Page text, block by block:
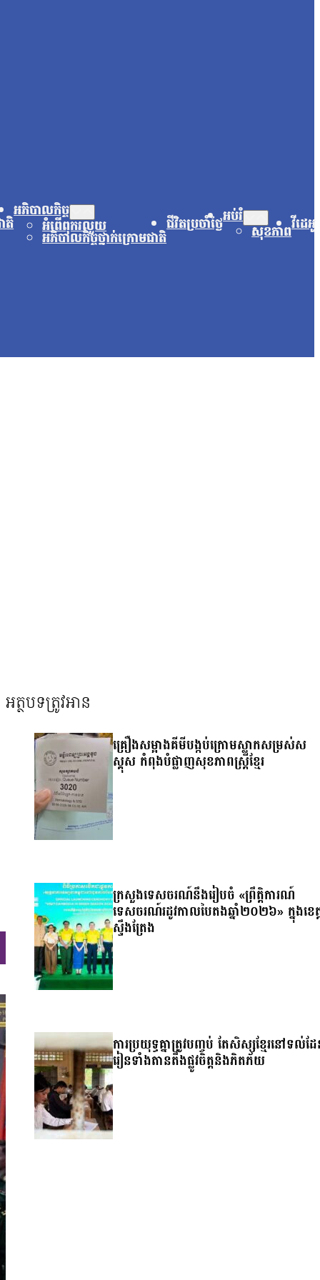
តិ
អភិបាលកិច្ច
អំពើពុករលួយ
អភិបាលកិច្ចថ្នាក់ក្រោមជាតិ
ជីវិតប្រចាំថ្ងៃអប់រំ
សុខភាពវីដេអូ
អត្ថបទត្រូវអាន
គ្រឿងសម្អាងគីមីបង្កប់ក្រោមស្លាកសម្រស់ស
ស្គុស កំពុងបំផ្លាញសុខភាពស្ត្រីខ្មែរ
ក្រសួងទេសចរណ៍នឹងរៀបចំ «ព្រឹត្តិការណ៍
ទេសចរណ៍រដូវកាលបៃតងឆ្នាំ២០២៦» ក្នុងខេ
ស្ទឹងត្រែង
ការប្រយុទ្ធគ្នាត្រូវបញ្ចប់ តែសិស្សខ្មែរនៅទល់ដ
រៀនទាំងតានតឹងផ្លូវចិត្តនិងភិតភ័យ